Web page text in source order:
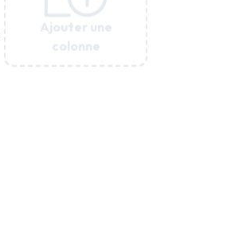
Ajouter une
colonne
Ajouter une
colonne
Ajouter une
colonne
Ajouter une
colonne
Ajouter une
colonne